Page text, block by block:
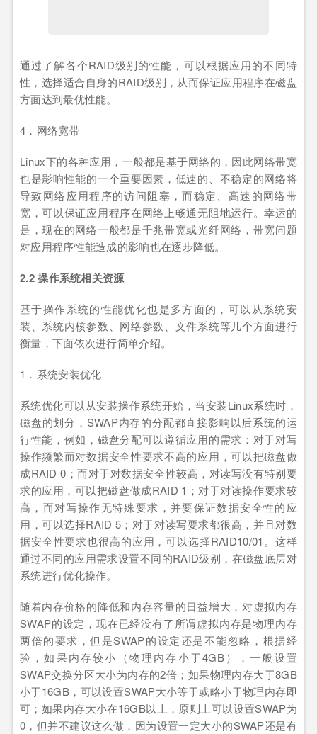
通过了解各个RAID级别的性能，可以根据应用的不同特
性，选择适合自身的RAID级别，从而保证应用程序在磁盘
方面达到最优性能。
4．网络宽带
Linux下的各种应用，一般都是基于网络的，因此网络带宽
也是影响性能的一个重要因素，低速的、不稳定的网络将
导致网络应用程序的访问阻塞，而稳定、高速的网络带
宽，可以保证应用程序在网络上畅通无阻地运行。幸运的
是，现在的网络一般都是千兆带宽或光纤网络，带宽问题
对应用程序性能造成的影响也在逐步降低。
2.2 操作系统相关资源
基于操作系统的性能优化也是多方面的，可以从系统安
装、系统内核参数、网络参数、文件系统等几个方面进行
衡量，下面依次进行简单介绍。
1．系统安装优化
系统优化可以从安装操作系统开始，当安装Linux系统时，
磁盘的划分，SWAP内存的分配都直接影响以后系统的运
行性能，例如，磁盘分配可以遵循应用的需求：对于对写
操作频繁而对数据安全性要求不高的应用，可以把磁盘做
成RAID 0；而对于对数据安全性较高，对读写没有特别要
求的应用，可以把磁盘做成RAID 1；对于对读操作要求较
高，而对写操作无特殊要求，并要保证数据安全性的应
用，可以选择RAID 5；对于对读写要求都很高，并且对数
据安全性要求也很高的应用，可以选择RAID10/01。这样
通过不同的应用需求设置不同的RAID级别，在磁盘底层对
系统进行优化操作。
随着内存价格的降低和内存容量的日益增大，对虚拟内存
SWAP的设定，现在已经没有了所谓虚拟内存是物理内存
两倍的要求，但是SWAP的设定还是不能忽略，根据经
验，如果内存较小（物理内存小于4GB），一般设置
SWAP交换分区大小为内存的2倍；如果物理内存大于8GB
小于16GB，可以设置SWAP大小等于或略小于物理内存即
可；如果内存大小在16GB以上，原则上可以设置SWAP为
0，但并不建议这么做，因为设置一定大小的SWAP还是有